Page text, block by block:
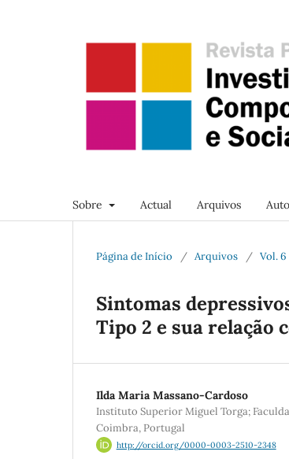
Sobre Actual Arquivos
Página de Início / Arquivos / Vol. 6
Sintomas
Tipo 2 e sua relação
Ilda Maria Massano-Cardoso
Instituto Superior Miguel Torga;
Coimbra, Portugal
http://orcid.org/0000-0003-2510-2348